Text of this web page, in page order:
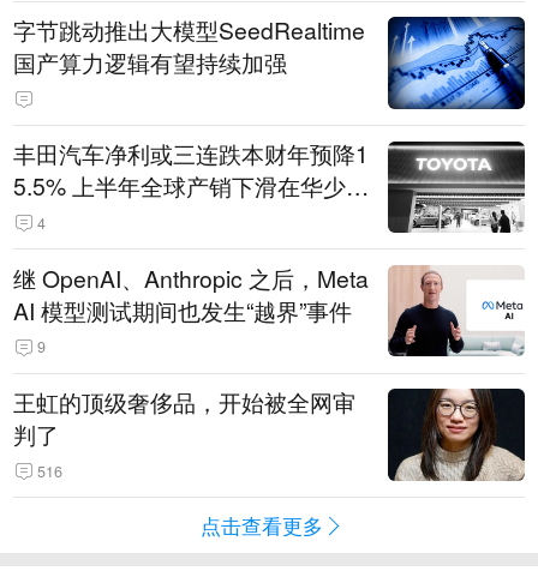
字节跳动推出大模型SeedRealtime
国产算力逻辑有望持续加强
丰田汽车净利或三连跌本财年预降1
5.5% 上半年全球产销下滑在华少卖
14.3万辆
4
继 OpenAI、Anthropic 之后，Meta
AI 模型测试期间也发生“越界”事件
9
王虹的顶级奢侈品，开始被全网审
判了
516
点击查看更多